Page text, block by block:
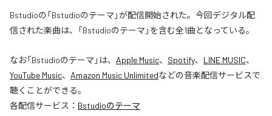
Bstudioの「Bstudioのテーマ」が配信開始された。今回デジタル配
信された楽曲は、「Bstudioのテーマ」を含む全1曲となっている。
なお「Bstudioのテーマ 」は、 Apple Music、 Spotify、 LINE MUSIC、
YouTube Music、 Amazon Music Unlimitedなどの音楽配信サービスで
聴くことができる。
各配信サービス： Bstudioのテーマ